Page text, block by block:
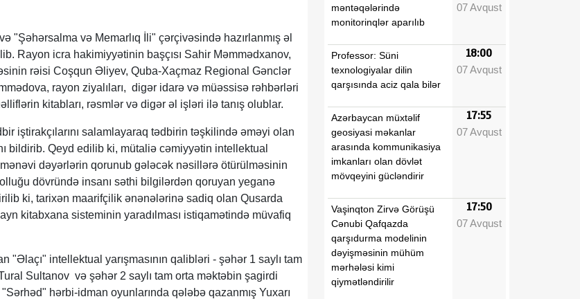
"Şəhərsalma və Memarlıq İli" çərçivəsində hazırlanmış əl
Rayon icra hakimiyyətinin başçısı Sahir Məmmədxanov,
rəisi Coşqun Əliyev, Quba-Xaçmaz Regional Gənclər
rayon ziyalıları, digər idarə və müəssisə rəhbərləri
kitabları, rəsmlər və digər əl işləri ilə tanış olublar.
iştirakçılarını salamlayaraq tədbirin təşkilində əməyi olan
bildirib. Qeyd edilib ki, mütaliə cəmiyyətin intellektual
mənəvi dəyərlərin qorunub gələcək nəsillərə ötürülməsinin
dövründə insanı səthi bilgilərdən qoruyan yeganə
ki, tarixən maarifçilik ənənələrinə sadiq olan Qusarda
kitabxana sisteminin yaradılması istiqamətində müvafiq
"Əlaçı" intellektual yarışmasının qalibləri - şəhər 1 saylı tam
Sultanov və şəhər 2 saylı tam orta məktəbin şagirdi
hərbi-idman oyunlarında qələbə qazanmış Yuxarı
məntəqələrində
monitorinqlər aparılıb
07 Avqust
Professor: Süni
texnologiyalar dilin
qarşısında aciz qala bilər
18:00
07 Avqust
Azərbaycan müxtəlif
geosiyasi məkanlar
arasında kommunikasiya
imkanları olan dövlət
mövqeyini gücləndirir
17:55
07 Avqust
Vaşinqton Zirvə Görüşü
Cənubi Qafqazda
qarşıdurma modelinin
dəyişməsinin mühüm
mərhələsi kimi
qiymətləndirilir
17:50
07 Avqust